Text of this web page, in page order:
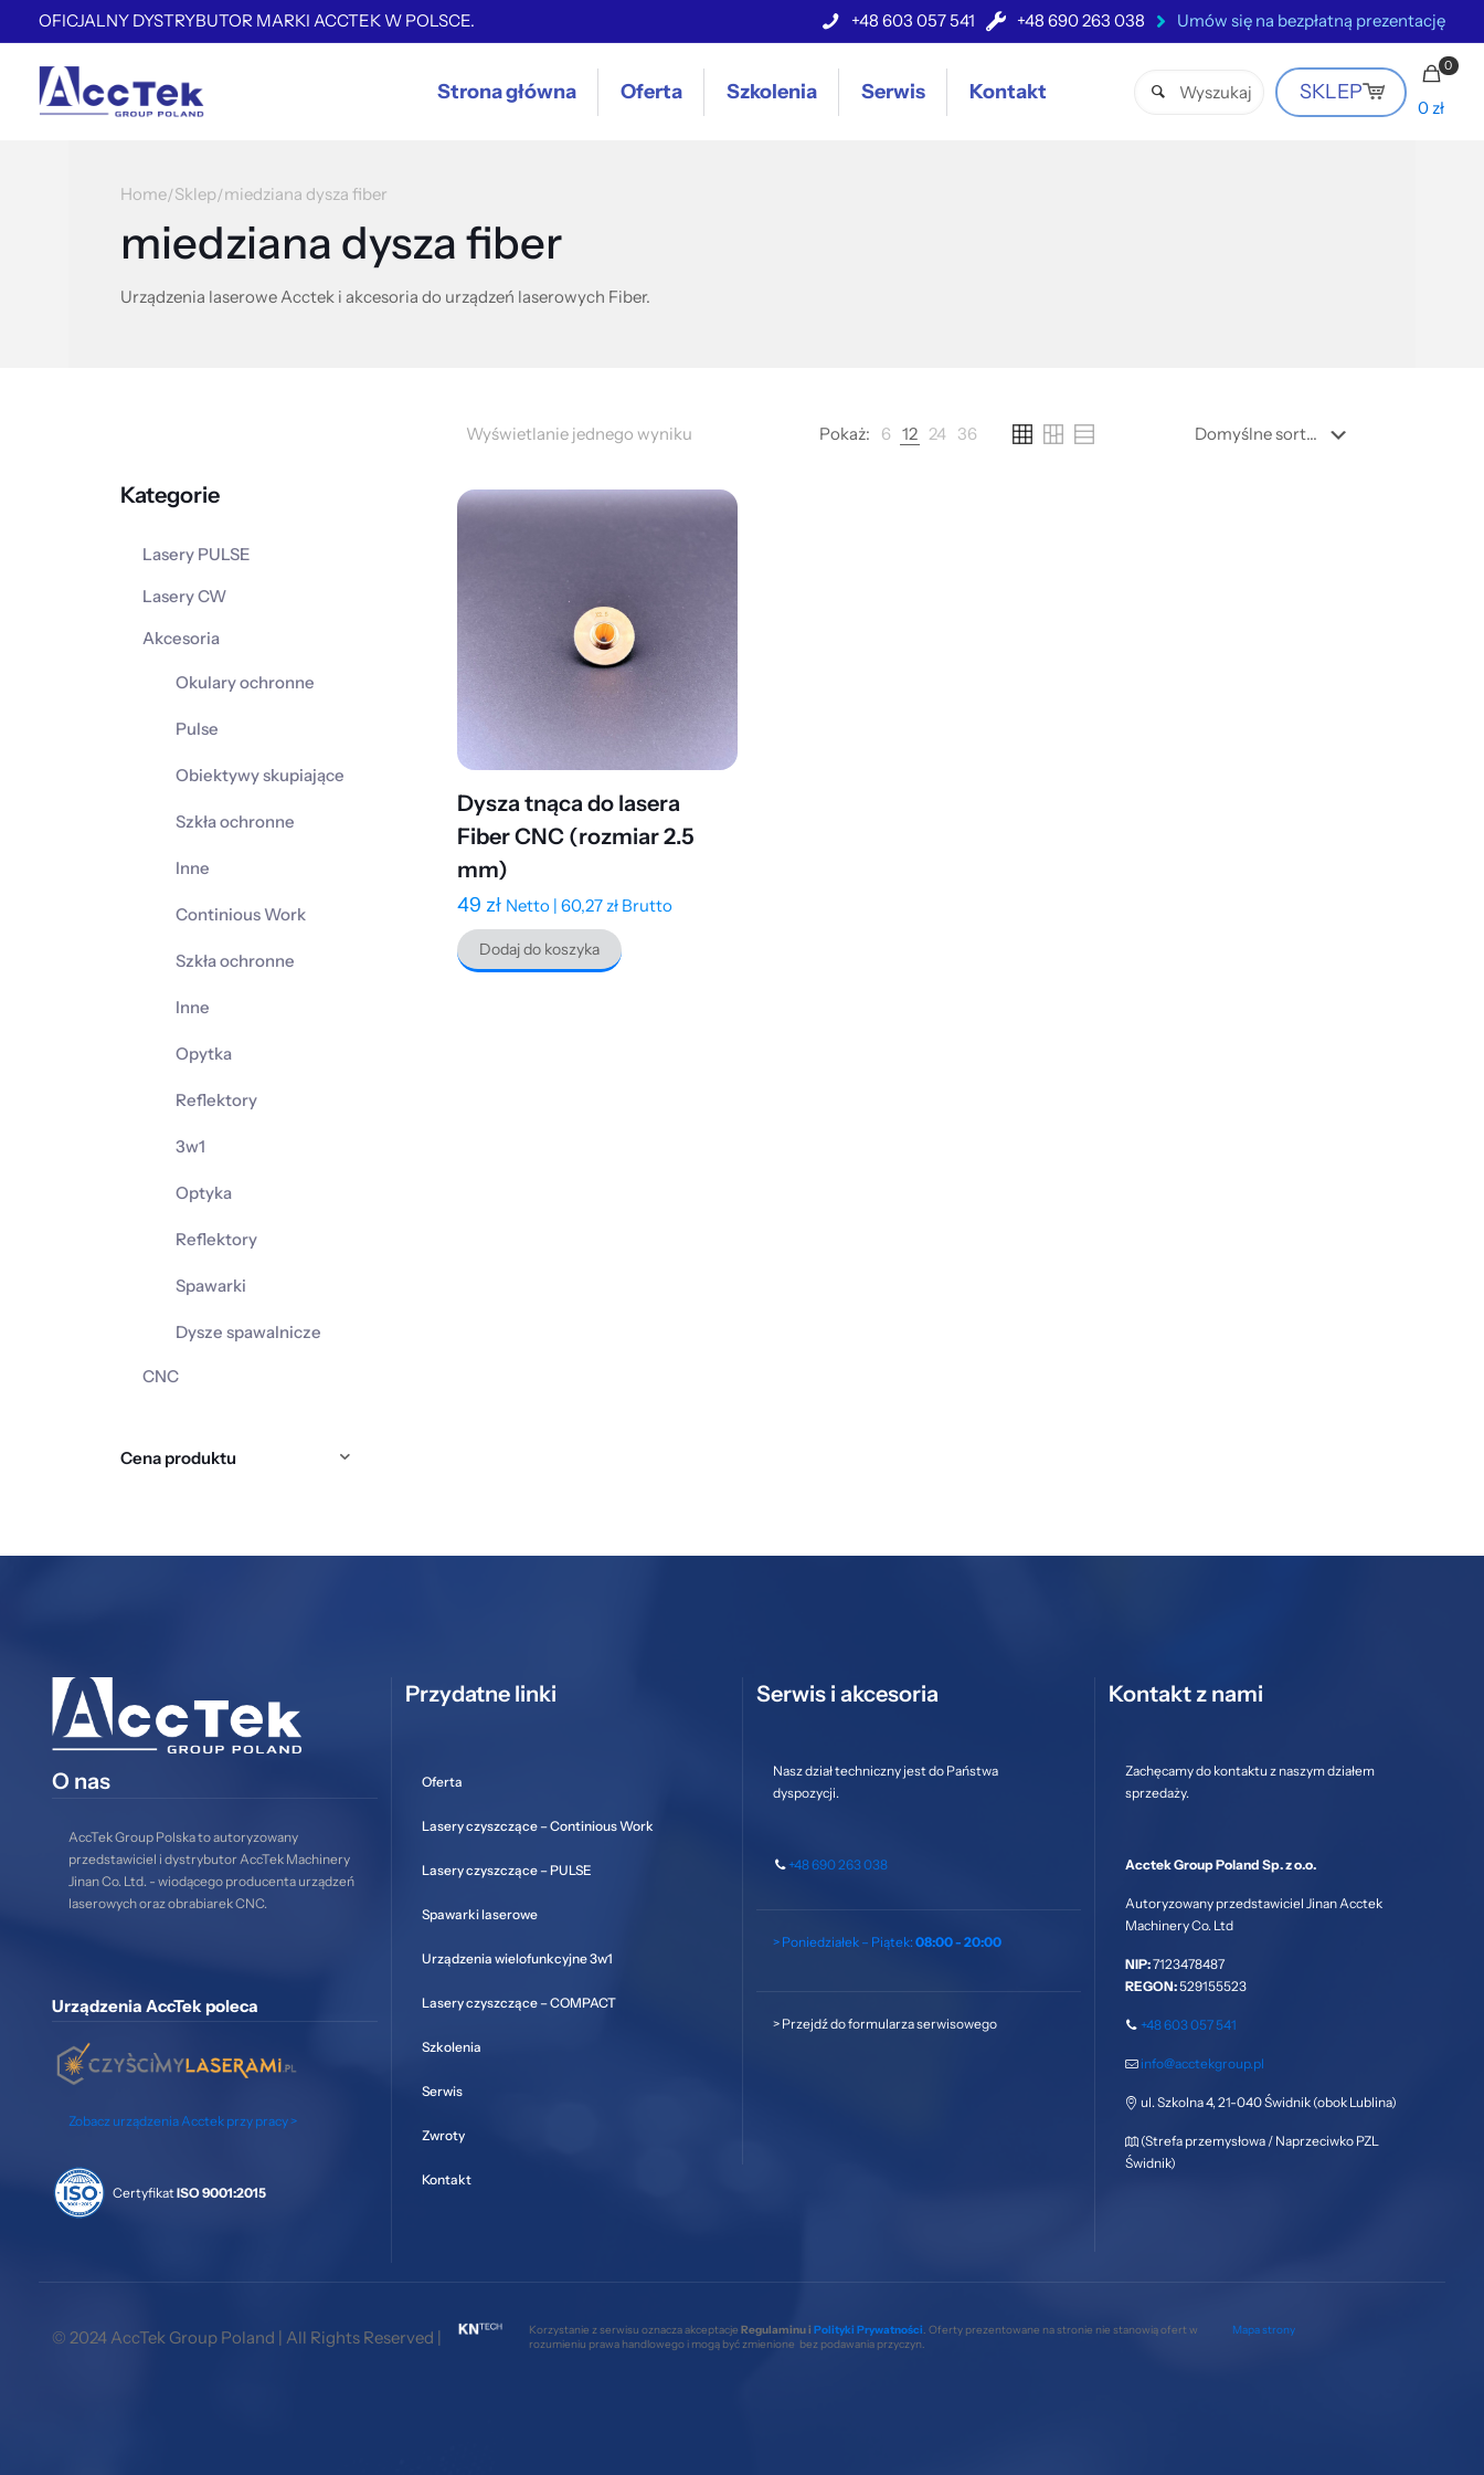
OFICJALNY DYSTRYBUTOR MARKI ACCTEK W POLSCE. +48 603 057 541 +48 690 263 038 Umów się na bezpłatną prezentację
Strona główna Oferta Szkolenia Serwis Kontakt SKLEP
0
0 zł
Home/Sklep/miedziana dysza fiber
miedziana dysza fiber
Urządzenia laserowe Acctek i akcesoria do urządzeń laserowych Fiber.
Kategorie
Lasery PULSE
Lasery CW
Akcesoria
Okulary ochronne
Pulse
Obiektywy skupiające
Szkła ochronne
Inne
Continious Work
Szkła ochronne
Inne
Opytka
Reflektory
3w1
Optyka
Reflektory
Spawarki
Dysze spawalnicze
CNC
Cena produktu
Wyświetlanie jednego wyniku Pokaż: 6 12 24 36
Dysza tnąca do lasera
Fiber CNC (rozmiar 2.5
mm)
49 zł Netto | 60,27 zł Brutto
Dodaj do koszyka
O nas
AccTek Group Polska to autoryzowany
przedstawiciel i dystrybutor AccTek Machinery
Jinan Co. Ltd. - wiodącego producenta urządzeń
laserowych oraz obrabiarek CNC.
Urządzenia AccTek poleca
Zobacz urządzenia Acctek przy pracy >
CertyfikatISO 9001:2015
Przydatne linki
Oferta
Lasery czyszczące – Continious Work
Lasery czyszczące – PULSE
Spawarki laserowe
Urządzenia wielofunkcyjne 3w1
Lasery czyszczące – COMPACT
Szkolenia
Serwis
Zwroty
Kontakt
Serwis i akcesoria
Nasz dział techniczny jest do Państwa
dyspozycji.
+48 690 263 038
> Poniedziałek – Piątek: 08:00 - 20:00
> Przejdź do formularza serwisowego
Kontakt z nami
Zachęcamy do kontaktu z naszym działem
sprzedaży.
Acctek Group Poland Sp. z o.o.
Autoryzowany przedstawiciel Jinan Acctek
Machinery Co. Ltd
NIP:7123478487
REGON:529155523
+48 603 057 541
info@acctekgroup.pl
ul. Szkolna 4, 21-040 Świdnik (obok Lublina)
(Strefa przemysłowa / Naprzeciwko PZL
Świdnik)
© 2024 AccTek Group Poland | All Rights Reserved | Korzystanie z serwisu oznacza akceptacje Regulaminu i Polityki Prywatności. Oferty prezentowane na stronie nie stanowią ofert w
rozumieniu prawa handlowego i mogą być zmienione bez podawania przyczyn.
Mapa strony